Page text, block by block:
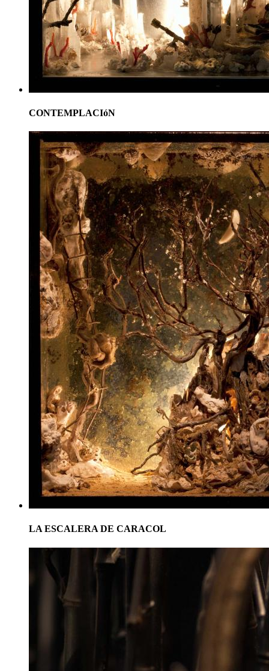
CONTEMPLACIóN
LA ESCALERA DE CARACOL